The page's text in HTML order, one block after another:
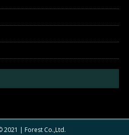
2021 | Forest Co.,Ltd.